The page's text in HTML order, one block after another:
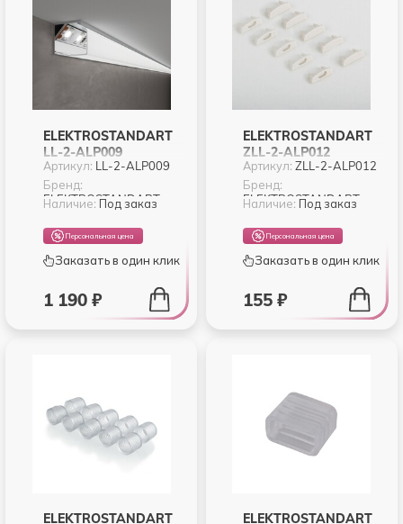
ELEKTROSTANDART
LL-2-ALP009
КВАДРАТНЫЙ
УГЛОВОЙ
АЛЮМИНИЕВЫЙ
ЛЕНТЫ (ПОД
ЛЕНТУ ДО 10MM)
Артикул: LL-2-ALP009
Бренд:
ELEKTROSTANDART
Наличие: Под заказ
Персональная цена
Заказать в один клик
1 190 ₽
ELEKTROSTANDART
ZLL-2-ALP012
ЗАГЛУШКИ ДЛЯ
ГИБКОГО АЛЮМ.
ПРОФИЛЯ ДЛЯ LED
(КОМПЛ. 5 ПАР)
Артикул:ZLL-2-ALP012
Бренд:
ELEKTROSTANDART
Наличие: Под заказ
Персональная цена
Заказать в один клик
155 ₽
ELEKTROSTANDART ELEKTROSTANDART